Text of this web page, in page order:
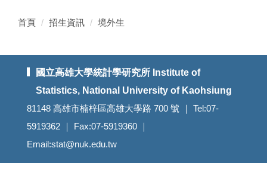
首頁 招生資訊 境外生
國立高雄大學統計學研究所 Institute of
Statistics, National University of Kaohsiung
81148 高雄市楠梓區高雄大學路 700 號 ｜ Tel:07-
5919362 ｜ Fax:07-5919360 ｜
Email:stat@nuk.edu.tw